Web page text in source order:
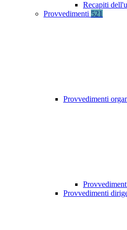
Recapiti
Provvedimenti 521
Provvedimenti
Provvedimenti